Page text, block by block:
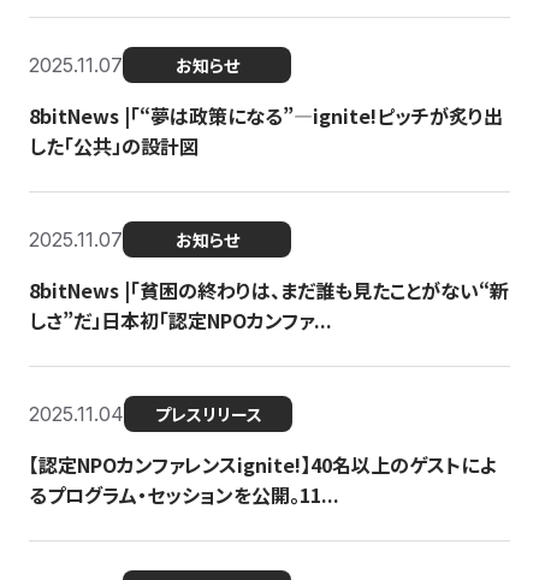
2025.11.07 お知らせ
8bitNews |「“夢は政策になる”—ignite!ピッチが炙り出
した「公共」の設計図
2025.11.07 お知らせ
8bitNews |「貧困の終わりは、まだ誰も見たことがない“新
しさ”だ」日本初「認定NPOカンファ...
2025.11.04 プレスリリース
【認定NPOカンファレンスignite!】40名以上のゲストによ
るプログラム・セッションを公開。11...